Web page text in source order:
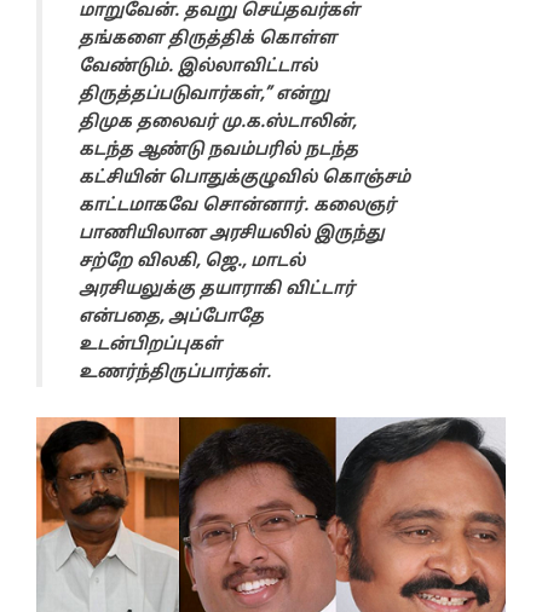
மாறுவேன். தவறு செய்தவர்கள்
தங்களை திருத்திக் கொள்ள
வேண்டும். இல்லாவிட்டால்
திருத்தப்படுவார்கள்,” என்று
திமுக தலைவர் மு.க.ஸ்டாலின்,
கடந்த ஆண்டு நவம்பரில் நடந்த
கட்சியின் பொதுக்குழுவில் கொஞ்சம்
காட்டமாகவே சொன்னார். கலைஞர்
பாணியிலான அரசியலில் இருந்து
சற்றே விலகி, ஜெ., மாடல்
அரசியலுக்கு தயாராகி விட்டார்
என்பதை, அப்போதே
உடன்பிறப்புகள்
உணர்ந்திருப்பார்கள்.